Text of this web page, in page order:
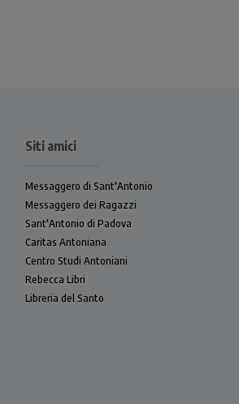
Siti amici
Messaggero di Sant'Antonio
Messaggero dei Ragazzi
Sant'Antonio di Padova
Caritas Antoniana
Centro Studi Antoniani
Rebecca Libri
Libreria del Santo